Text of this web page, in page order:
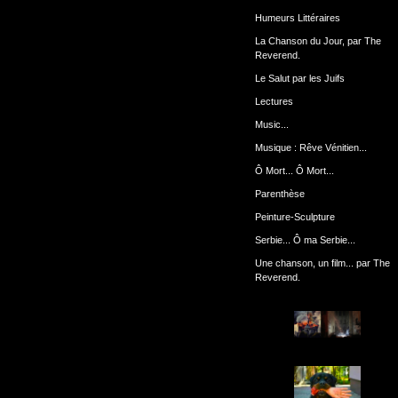
Humeurs Littéraires
La Chanson du Jour, par The
Reverend.
Le Salut par les Juifs
Lectures
Music...
Musique : Rêve Vénitien...
Ô Mort... Ô Mort...
Parenthèse
Peinture-Sculpture
Serbie... Ô ma Serbie...
Une chanson, un film... par The
Reverend.